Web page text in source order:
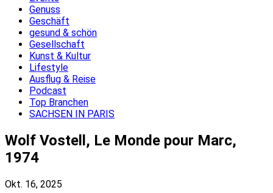
Genuss
Geschäft
gesund & schön
Gesellschaft
Kunst & Kultur
Lifestyle
Ausflug & Reise
Podcast
Top Branchen
SACHSEN IN PARIS
Wolf Vostell, Le Monde pour Marc,
1974
Okt. 16, 2025